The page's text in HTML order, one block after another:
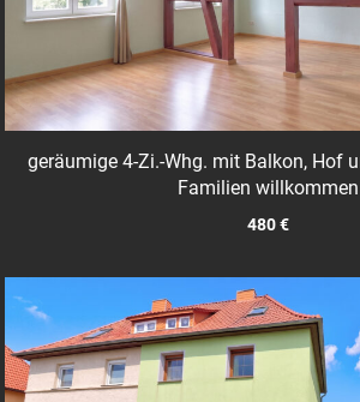
geräumige 4-Zi.-Whg. mit Balkon, Hof
Familien willkommen
480 €